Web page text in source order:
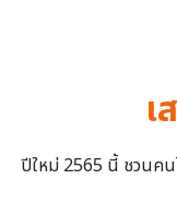
ปีใหม่ 2565 นี้ ชวนคน